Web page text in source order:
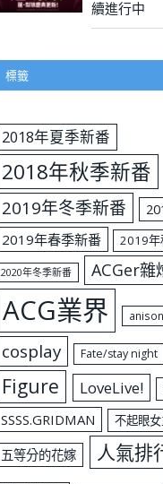
續進行中
標籤
2018年夏季新番
2018年秋季新番
2019年冬季新番
2019年春季新番
2019年
2020年冬季新番 ACGer雜
ACG業界
cosplay Fate/stay night
Figure LoveLive!
SSSS.GRIDMAN 不起眼
五等分的花嫁 人氣排